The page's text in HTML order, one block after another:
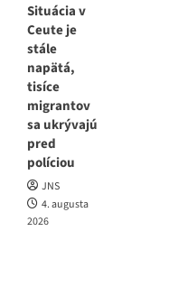
Situácia v
Ceute je
stále
napätá,
tisíce
migrantov
sa ukrývajú
pred
políciou
JNS
4. augusta
2026